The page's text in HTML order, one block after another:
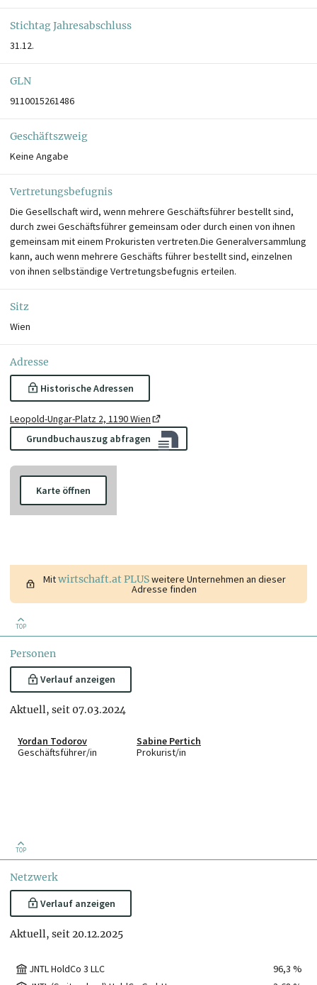
Stichtag Jahresabschluss
31.12.
GLN
9110015261486
Geschäftszweig
Keine Angabe
Vertretungsbefugnis
Die Gesellschaft wird, wenn mehrere Geschäftsführer bestellt sind,
durch zwei Geschäftsführer gemeinsam oder durch einen von ihnen
gemeinsam mit einem Prokuristen vertreten.Die Generalversammlung
kann, auch wenn mehrere Geschäfts führer bestellt sind, einzelnen
von ihnen selbständige Vertretungsbefugnis erteilen.
Sitz
Wien
Adresse
Historische Adressen
Leopold-Ungar-Platz 2, 1190 Wien
Grundbuchauszug abfragen
Karte öffnen
Mitwirtschaft.at PLUSweitere Unternehmen an dieser
Adresse finden
TOP
Personen
Verlauf anzeigen
Aktuell, seit 07.03.2024
Yordan Todorov
Geschäftsführer/in
Sabine Pertich
Prokurist/in
TOP
Netzwerk
Verlauf anzeigen
Aktuell, seit 20.12.2025
JNTL HoldCo 3 LLC
96,3 %